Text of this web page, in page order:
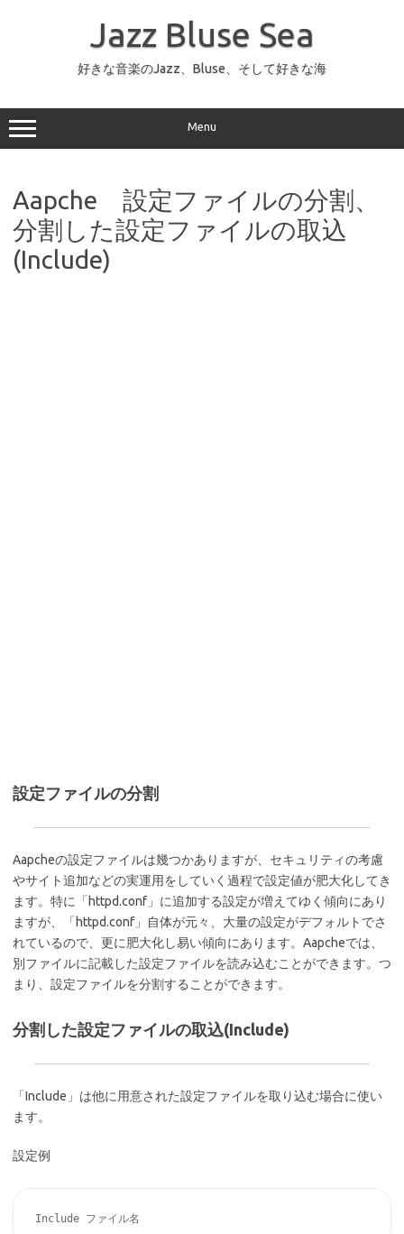
ッ
プ
Jazz Bluse Sea
好きな音楽のJazz、Bluse、そして好きな海
Menu
Aapche 設定ファイルの分割、
分割した設定ファイルの取込
(Include)
設定ファイルの分割
Aapcheの設定ファイルは幾つかありますが、セキュリティの考慮
やサイト追加などの実運用をしていく過程で設定値が肥大化してき
ます。特に「httpd.conf」に追加する設定が増えてゆく傾向にあり
ますが、「httpd.conf」自体が元々、大量の設定がデフォルトでさ
れているので、更に肥大化し易い傾向にあります。Aapcheでは、
別ファイルに記載した設定ファイルを読み込むことができます。つ
まり、設定ファイルを分割することができます。
分割した設定ファイルの取込(Include)
「Include」は他に用意された設定ファイルを取り込む場合に使い
ます。
設定例